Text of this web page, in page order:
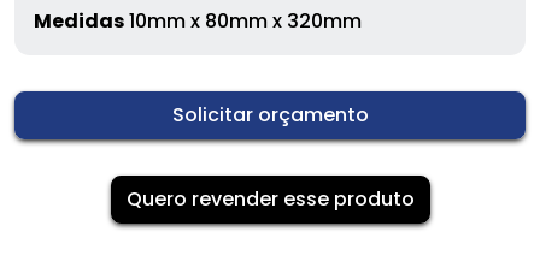
Medidas10mm x 80mm x 320mm
Solicitar orçamento
Quero revender esse produto